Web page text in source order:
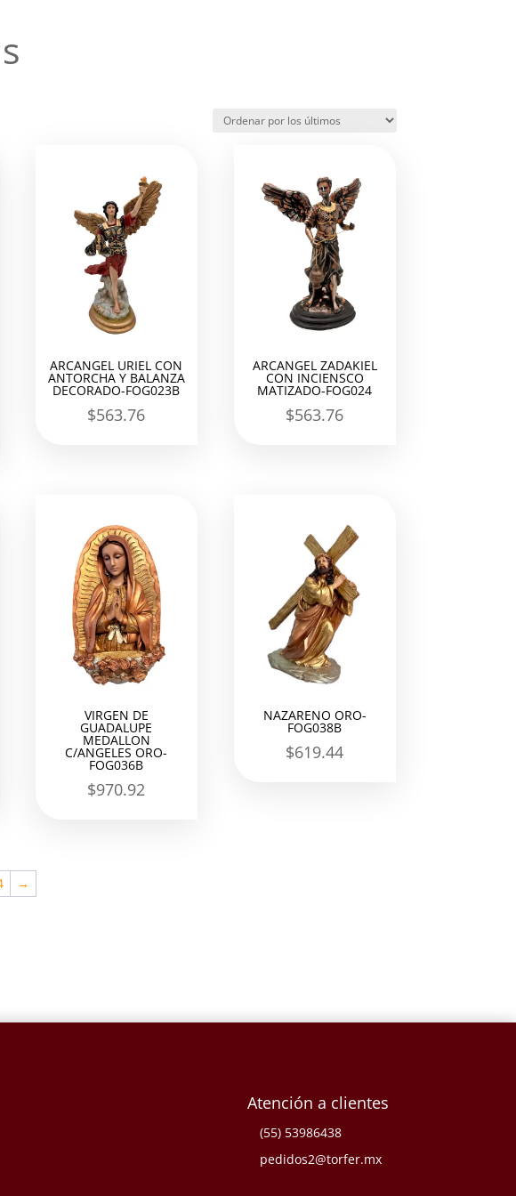
ARCANGEL URIEL CON
ANTORCHA Y BALANZA
DECORADO-FOG023B
$563.76
ARCANGEL ZADAKIEL
CON INCIENSCO
MATIZADO-FOG024
$563.76
VIRGEN DE
GUADALUPE
MEDALLON
C/ANGELES ORO-
FOG036B
$970.92
NAZARENO ORO-
FOG038B
$619.44
→
Atención a clientes
(55) 53986438
pedidos2@torfer.mx